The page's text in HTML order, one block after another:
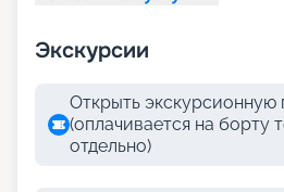
Экскурсии
Открыть экскурсионную
(оплачивается на борту
отдельно)